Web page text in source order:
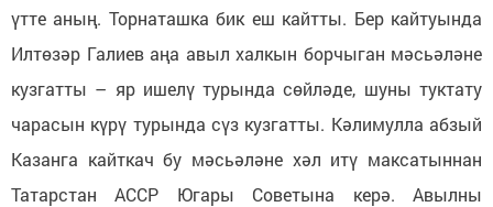
үтте аның. Торнаташка бик еш кайтты. Бер кайтуында
Илтөзәр Галиев аңа авыл халкын борчыган мәсьәләне
кузгатты – яр ишелү турында сөйләде, шуны туктату
чарасын күрү турында сүз кузгатты. Кәлимулла абзый
Казанга кайткач бу мәсьәләне хәл итү максатыннан
Татарстан АССР Югары Советына керә. Авылны